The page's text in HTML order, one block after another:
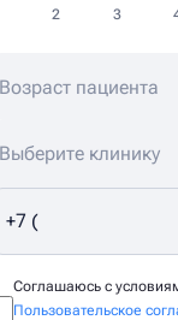
2 3
клинику
Соглашаюсь с
Пользовательское